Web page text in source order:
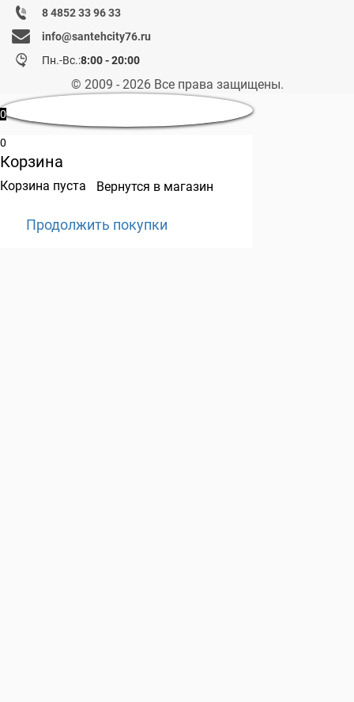
8 4852 33 96 33
info@santehcity76.ru
Пн.-Вс.:8:00 - 20:00
© 2009 - 2026 Все права защищены.
0
0
Корзина
Корзина пуста Вернутся в магазин
Продолжить покупки